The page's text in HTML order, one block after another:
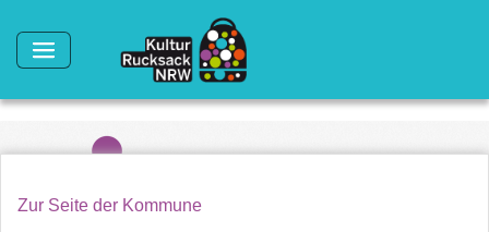
Zur Seite der Kommune